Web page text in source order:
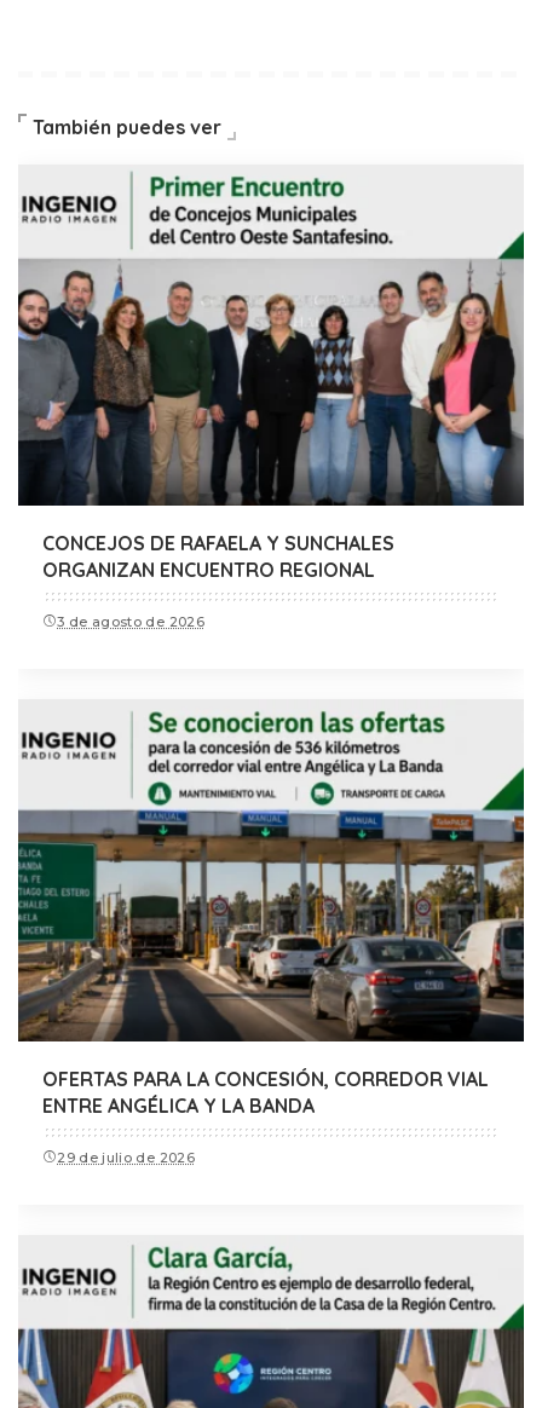
También puedes ver
CONCEJOS DE RAFAELA Y SUNCHALES
ORGANIZAN ENCUENTRO REGIONAL
3 de agosto de 2026
OFERTAS PARA LA CONCESIÓN, CORREDOR VIAL
ENTRE ANGÉLICA Y LA BANDA
29 de julio de 2026